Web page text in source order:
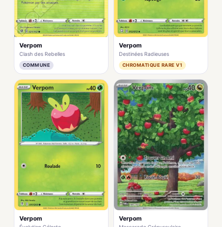
Verpom
Clash des Rebelles
COMMUNE
Verpom
Destinées Radieuses
CHROMATIQUE RARE V1
Verpom Verpom